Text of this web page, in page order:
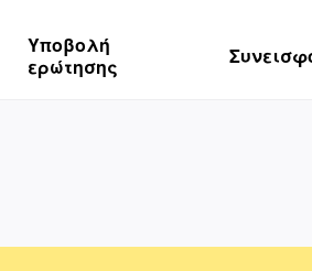
Υποβολή
ερώτησης